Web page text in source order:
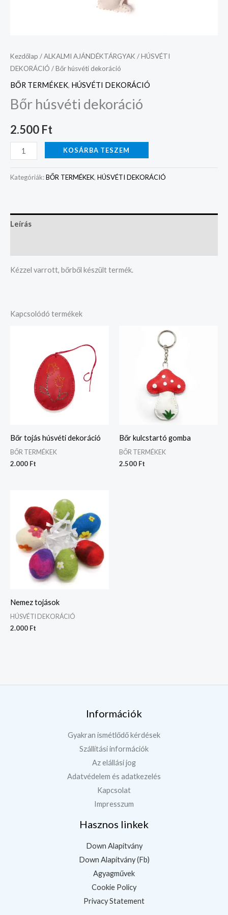
Kezdőlap /ALKALMI AJÁNDÉKTÁRGYAK /HÚSVÉTI
DEKORÁCIÓ / Bőr húsvéti dekoráció
BŐR TERMÉKEK, HÚSVÉTI DEKORÁCIÓ
Bőr húsvéti dekoráció
2.500 Ft
KOSÁRBA TESZEM
Kategóriák:BŐR TERMÉKEK, HÚSVÉTI DEKORÁCIÓ
Leírás
Kézzel varrott, bőrből készült termék.
Kapcsolódó termékek
Bőr tojás húsvéti dekoráció
BŐR TERMÉKEK
2.000 Ft
Bőr kulcstartó gomba
BŐR TERMÉKEK
2.500 Ft
Nemez tojások
HÚSVÉTI DEKORÁCIÓ
2.000 Ft
Információk
Gyakran ismétlődő kérdések
Szállítási információk
Az elállási jog
Adatvédelem és adatkezelés
Kapcsolat
Impresszum
Hasznos linkek
Down Alapítvány
Down Alapítvány (Fb)
Agyagművek
Cookie Policy
Privacy Statement